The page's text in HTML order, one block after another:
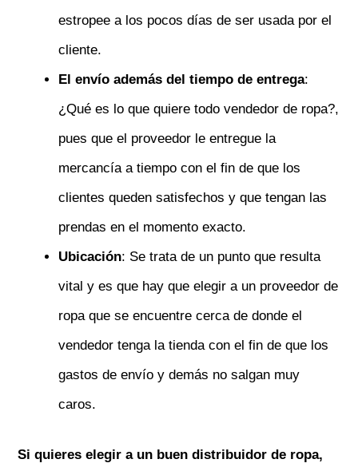
estropee a los pocos días de ser usada por el
cliente.
El envío además del tiempo de entrega:
¿Qué es lo que quiere todo vendedor de ropa?,
pues que el proveedor le entregue la
mercancía a tiempo con el fin de que los
clientes queden satisfechos y que tengan las
prendas en el momento exacto.
Ubicación: Se trata de un punto que resulta
vital y es que hay que elegir a un proveedor de
ropa que se encuentre cerca de donde el
vendedor tenga la tienda con el fin de que los
gastos de envío y demás no salgan muy
caros.
Si quieres elegir a un buen distribuidor de ropa,